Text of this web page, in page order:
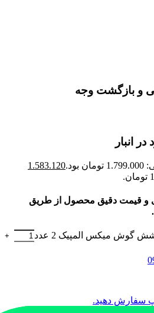
و بازگشت وجه
انبار
1.583.120
و قیمت دقیق محصول از طریق
میکس المپیک 2 عدد
سفارش دهید.